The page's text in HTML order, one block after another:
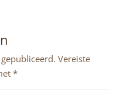
Vereiste
*